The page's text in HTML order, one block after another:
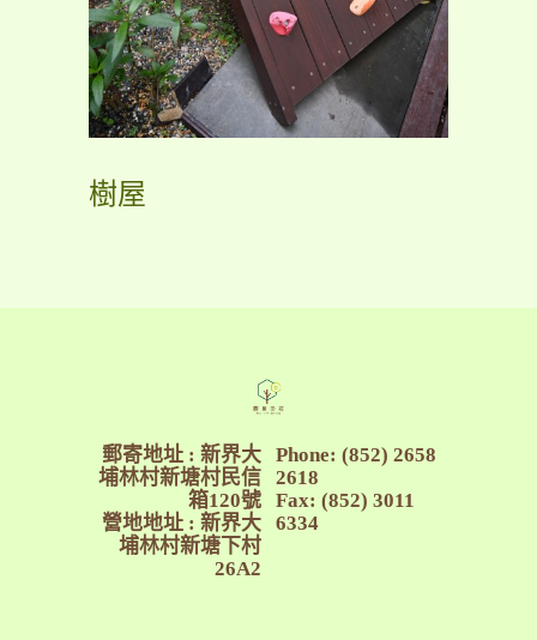
樹屋
Phone: (852) 2658
2618
Fax: (852) 3011
6334
郵寄地址 : 新界大
埔林村新塘村民信
箱120號
營地地址 : 新界大
埔林村新塘下村
26A2